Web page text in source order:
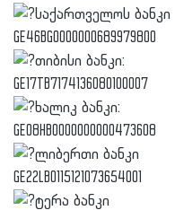
საქართველოს ბანკი
GE46BG0000000689979800
თიბისი ბანკი:
GE17TB7174136080100007
ხალიკ ბანკი:
GE08HB0000000000473608
ლიბერთი ბანკი
GE22LB0115121073654001
ტერა ბანკი